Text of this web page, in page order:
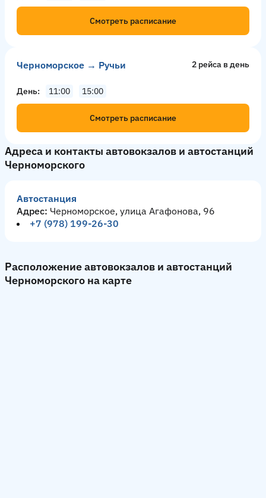
Смотреть расписание
Черноморское → Ручьи 2 рейсa в день
День 11:00 15:00
Смотреть расписание
Адреса и контакты автовокзалов и автостанций
Черноморского
Автостанция
Адрес: Черноморское, улица Агафонова, 96
+7 (978) 199-26-30
Расположение автовокзалов и автостанций
Черноморского на карте